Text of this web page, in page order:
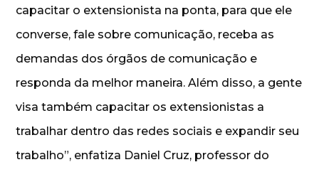
capacitar o extensionista na ponta, para que ele
converse, fale sobre comunicação, receba as
demandas dos órgãos de comunicação e
responda da melhor maneira. Além disso, a gente
visa também capacitar os extensionistas a
trabalhar dentro das redes sociais e expandir seu
trabalho”, enfatiza Daniel Cruz, professor do